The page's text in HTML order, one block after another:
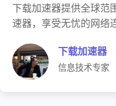
下载加速器提供全球范
速器，享受无忧的网络
下载加速器
信息技术专家